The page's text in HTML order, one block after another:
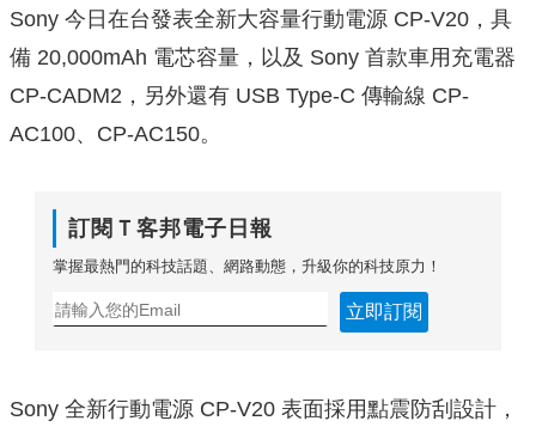
Sony 今日在台發表全新大容量行動電源 CP-V20，具
備 20,000mAh 電芯容量，以及 Sony 首款車用充電器
CP-CADM2，另外還有 USB Type-C 傳輸線 CP-
AC100、CP-AC150。
訂閱Ｔ客邦電子日報
掌握最熱門的科技話題、網路動態，升級你的科技原力！
立即訂閱
Sony 全新行動電源 CP-V20 表面採用點震防刮設計，